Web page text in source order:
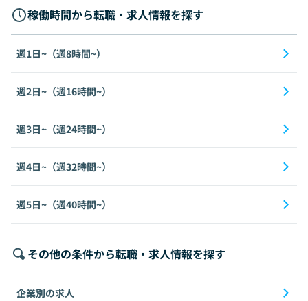
稼働時間から転職・求人情報を探す
週1日~（週8時間~）
週2日~（週16時間~）
週3日~（週24時間~）
週4日~（週32時間~）
週5日~（週40時間~）
その他の条件から転職・求人情報を探す
企業別の求人